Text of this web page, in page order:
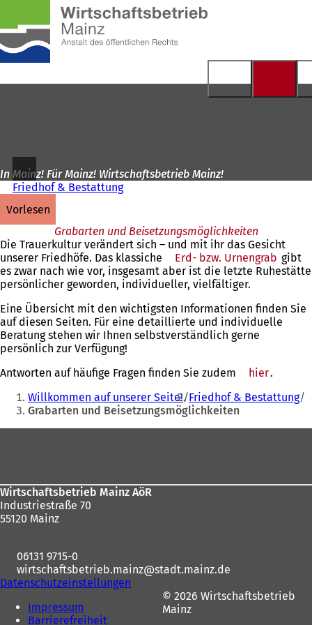
Inhalt anspringen
In Mainz! Für Mainz! Wirtschaftsbetrieb Mainz!
Friedhof & Bestattung
vorlesen
Grabarten und Beisetzungsmöglichkeiten
Die Trauerkultur verändert sich – und mit ihr das Gesicht
unserer Friedhöfe. Das klassiche
Erd- bzw. Urnengrab gibt
es zwar nach wie vor, insgesamt aber ist die letzte Ruhestätte
persönlicher geworden, individueller, vielfältiger.
Eine Übersicht mit den wichtigsten Informationen finden Sie
auf diesen Seiten. Für eine detaillierte und individuelle
Beratung stehen wir Ihnen selbstverständlich gerne
persönlich zur Verfügung!
Antworten auf häufige Fragen finden Sie zudem
hier.
Sie
befinden
sich
Willkommen auf unserer Seite! Friedhof & Bestattung
Grabarten und Beisetzungsmöglichkeiten
Wirtschaftsbetrieb Mainz AöR
Industriestraße 70
55120 Mainz
06131 9715-0
wirtschaftsbetrieb.mainz
stadt.mainz de
Datenschutzeinstellungen
Impressum
Barrierefreiheit
© 2026 Wirtschaftsbetrieb
Mainz